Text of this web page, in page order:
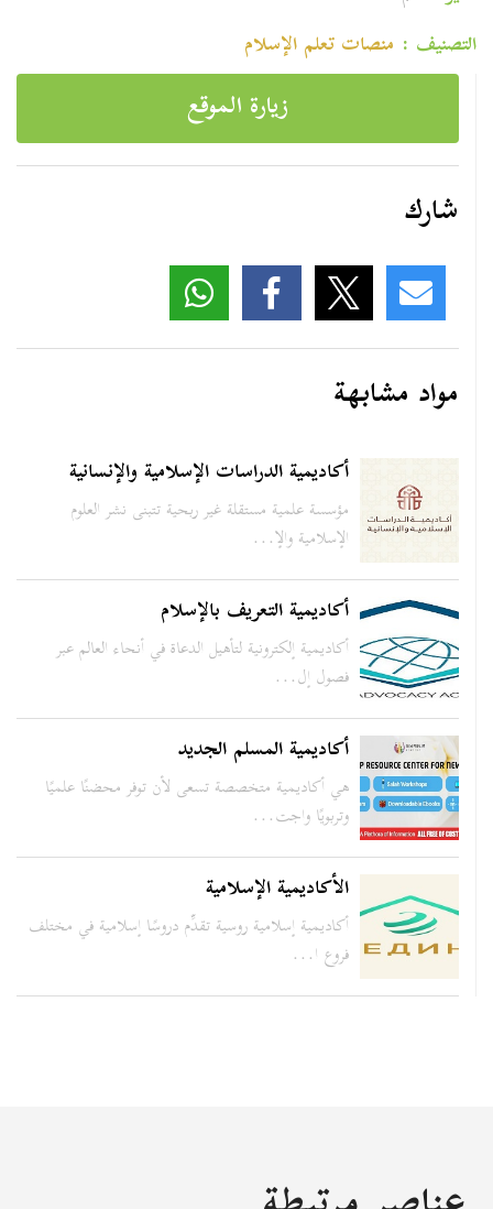
التصنيف : منصات تعلم الإسلام
زيارة الموقع
شارك
مواد مشابهة
أكاديمية الدراسات الإسلامية والإنسانية
مؤسسة علمية مستقلة غير ربحية تتبنى نشر العلوم
الإسلامية والإ...
أكاديمية التعريف بالإسلام
أكاديمية إلكترونية لتأهيل الدعاة في أنحاء العالم عبر
فصول إل...
أكاديمية المسلم الجديد
هي أكاديمية متخصصة تسعى لأن توفر محضنًا علميًا
وتربويًا واجت...
الأكاديمية الإسلامية
أكاديمية إسلامية روسية تقدِّم دروسًا إسلامية في مختلف
فروع ا...